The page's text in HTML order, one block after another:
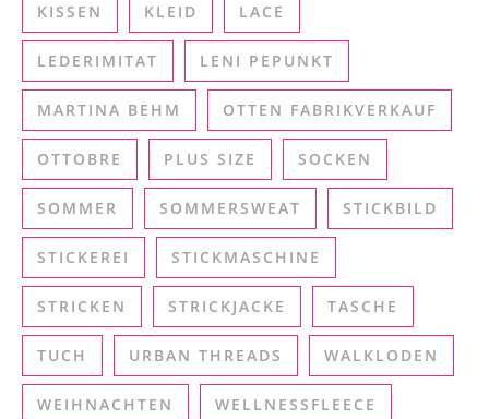
KISSEN KLEID LACE
LEDERIMITAT LENI PEPUNKT
MARTINA BEHM OTTEN FABRIKVERKAUF
OTTOBRE PLUS SIZE SOCKEN
SOMMER SOMMERSWEAT STICKBILD
STICKEREI STICKMASCHINE
STRICKEN STRICKJACKE TASCHE
TUCH URBAN THREADS WALKLODEN
WEIHNACHTEN WELLNESSFLEECE